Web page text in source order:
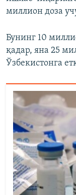
миллион доза
Бунинг 10
қадар, яна 25
Ўзбекистонга